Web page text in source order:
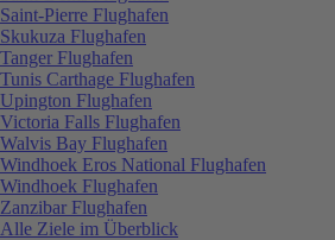
Saint-Pierre Flughafen
Skukuza Flughafen
Tanger Flughafen
Tunis Carthage Flughafen
Upington Flughafen
Victoria Falls Flughafen
Walvis Bay Flughafen
Windhoek Eros National Flughafen
Windhoek Flughafen
Zanzibar Flughafen
Alle Ziele im Überblick